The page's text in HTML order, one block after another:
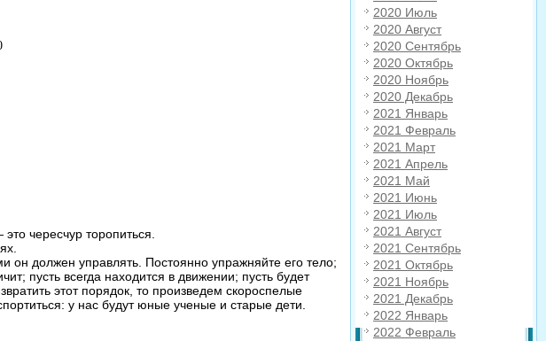
чересчур торопиться.
он должен управлять. Постоянно упражняйте его тело;
пусть всегда находится в движении; пусть будет
этот порядок, то произведем скороспелые
у нас будут юные ученые и старые дети.
2020 Июль
2020 Август
2020 Сентябрь
2020 Октябрь
2020 Ноябрь
2020 Декабрь
2021 Январь
2021 Февраль
2021 Март
2021 Апрель
2021 Май
2021 Июнь
2021 Июль
2021 Август
2021 Сентябрь
2021 Октябрь
2021 Ноябрь
2021 Декабрь
2022 Январь
2022 Февраль